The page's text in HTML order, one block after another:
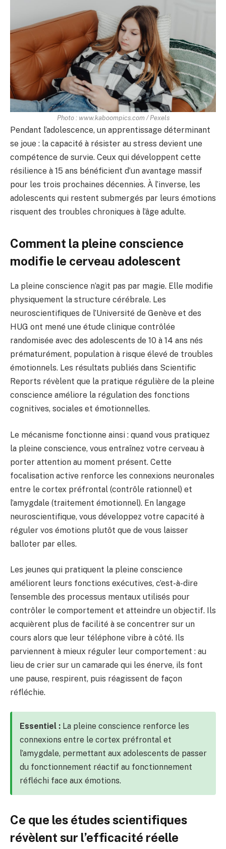
Photo : www.kaboompics.com / Pexels
Pendant l’adolescence, un apprentissage déterminant
se joue : la capacité à résister au stress devient une
compétence de survie. Ceux qui développent cette
résilience à 15 ans bénéficient d’un avantage massif
pour les trois prochaines décennies. À l’inverse, les
adolescents qui restent submergés par leurs émotions
risquent des troubles chroniques à l’âge adulte.
Comment la pleine conscience
modifie le cerveau adolescent
La pleine conscience n’agit pas par magie. Elle modifie
physiquement la structure cérébrale. Les
neuroscientifiques de l’Université de Genève et des
HUG ont mené une étude clinique contrôlée
randomisée avec des adolescents de 10 à 14 ans nés
prématurément, population à risque élevé de troubles
émotionnels. Les résultats publiés dans Scientific
Reports révèlent que la pratique régulière de la pleine
conscience améliore la régulation des fonctions
cognitives, sociales et émotionnelles.
Le mécanisme fonctionne ainsi : quand vous pratiquez
la pleine conscience, vous entraînez votre cerveau à
porter attention au moment présent. Cette
focalisation active renforce les connexions neuronales
entre le cortex préfrontal (contrôle rationnel) et
l’amygdale (traitement émotionnel). En langage
neuroscientifique, vous développez votre capacité à
réguler vos émotions plutôt que de vous laisser
balloter par elles.
Les jeunes qui pratiquent la pleine conscience
améliorent leurs fonctions exécutives, c’est-à-dire
l’ensemble des processus mentaux utilisés pour
contrôler le comportement et atteindre un objectif. Ils
acquièrent plus de facilité à se concentrer sur un
cours alors que leur téléphone vibre à côté. Ils
parviennent à mieux réguler leur comportement : au
lieu de crier sur un camarade qui les énerve, ils font
une pause, respirent, puis réagissent de façon
réfléchie.
Essentiel : La pleine conscience renforce les
connexions entre le cortex préfrontal et
l’amygdale, permettant aux adolescents de passer
du fonctionnement réactif au fonctionnement
réfléchi face aux émotions.
Ce que les études scientifiques
révèlent sur l’efficacité réelle